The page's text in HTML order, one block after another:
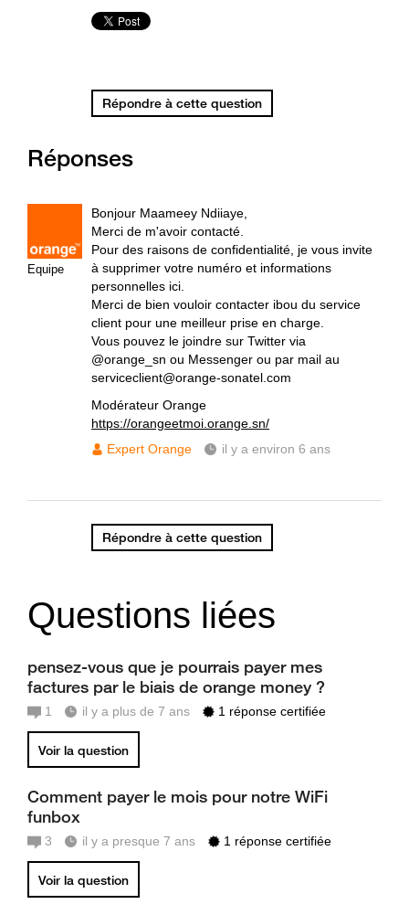
Répondre à cette question
Réponses
Equipe
Bonjour Maameey Ndiiaye,
Merci de m'avoir contacté.
Pour des raisons de confidentialité, je vous invite
à supprimer votre numéro et informations
personnelles ici.
Merci de bien vouloir contacter ibou du service
client pour une meilleur prise en charge.
Vous pouvez le joindre sur Twitter via
@orange_sn ou Messenger ou par mail au
serviceclient@orange-sonatel.com
Modérateur Orange
https://orangeetmoi.orange.sn/
Expert Orange
il y a environ 6 ans
Répondre à cette question
Questions liées
pensez-vous que je pourrais payer mes
factures par le biais de orange money ?
1 il y a plus de 7 ans 1 réponse certifiée
Voir la question
Comment payer le mois pour notre WiFi
funbox
3 il y a presque 7 ans 1 réponse certifiée
Voir la question